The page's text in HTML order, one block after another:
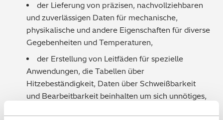
der Lieferung von präzisen, nachvollziehbaren
und zuverlässigen Daten für mechanische,
physikalische und andere Eigenschaften für diverse
Gegebenheiten und Temperaturen,
der Erstellung von Leitfäden für spezielle
Anwendungen, die Tabellen über
Hitzebeständigkeit, Daten über Schweißbarkeit
und Bearbeitbarkeit beinhalten um sich unnötiges,